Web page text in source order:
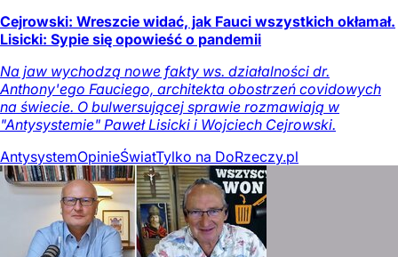
Cejrowski: Wreszcie widać, jak Fauci wszystkich okłamał.
Lisicki: Sypie się opowieść o pandemii
Na jaw wychodzą nowe fakty ws. działalności dr.
Anthony'ego Fauciego, architekta obostrzeń covidowych
na świecie. O bulwersującej sprawie rozmawiają w
"Antysystemie" Paweł Lisicki i Wojciech Cejrowski.
AntysystemOpinieŚwiatTylko na DoRzeczy.pl